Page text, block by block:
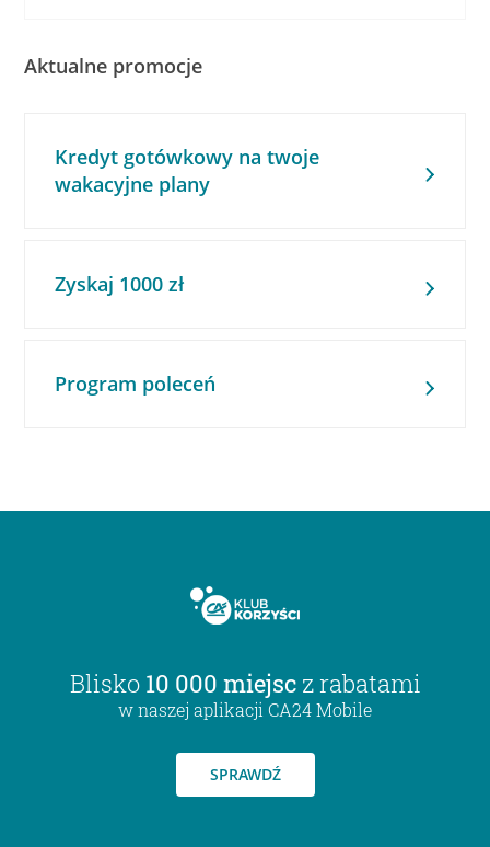
Aktualne promocje
Kredyt gotówkowy na twoje
wakacyjne plany
Zyskaj 1000 zł
Program poleceń
Blisko 10 000 miejsc z rabatami
w naszej aplikacji CA24 Mobile
SPRAWDŹ